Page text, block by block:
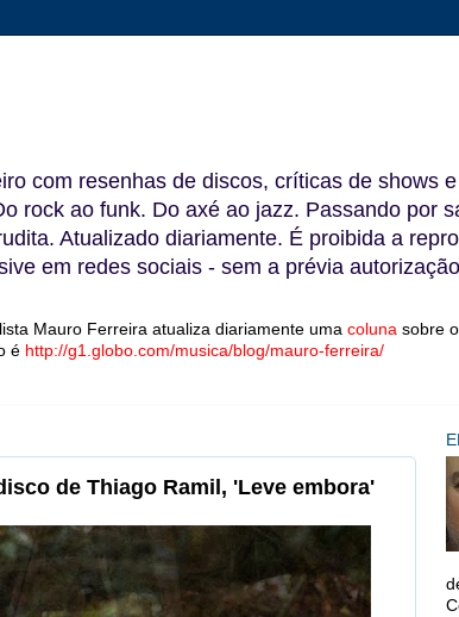
com resenhas de discos, críticas de shows
rock ao funk. Do axé ao jazz. Passando por
Atualizado diariamente. É proibida a
em redes sociais - sem a prévia
Mauro Ferreira atualiza diariamente uma coluna sobre
é http://g1.globo.com/musica/blog/mauro-ferreira/
de Thiago Ramil, 'Leve embora'